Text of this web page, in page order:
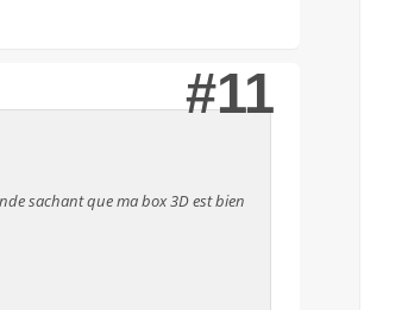
#11
sachant que ma box 3D est bien